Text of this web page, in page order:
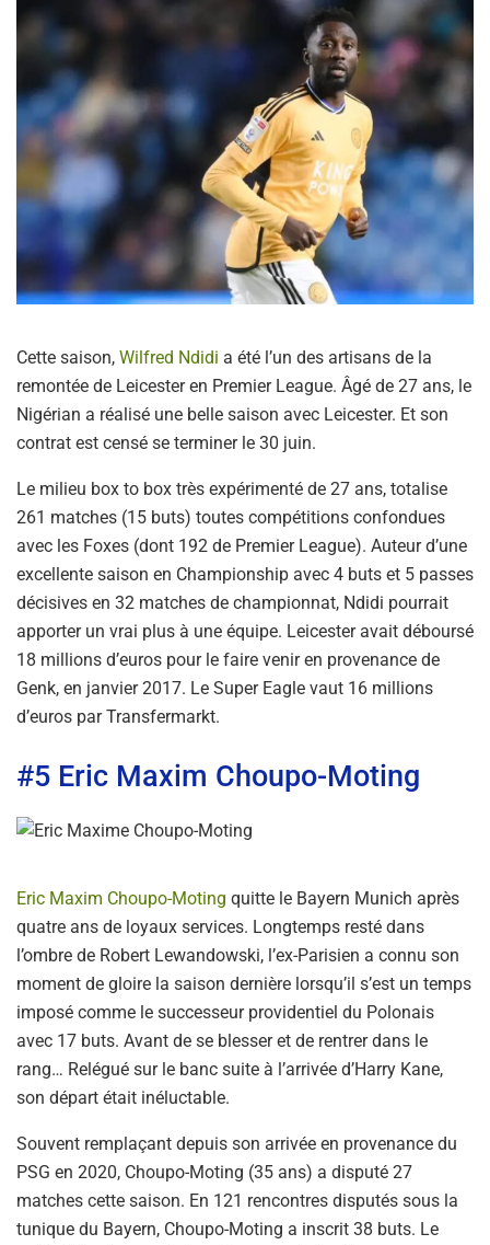
Cette saison, Wilfred Ndidi a été l’un des artisans de la
remontée de Leicester en Premier League. Âgé de 27 ans, le
Nigérian a réalisé une belle saison avec Leicester. Et son
contrat est censé se terminer le 30 juin.
Le milieu box to box très expérimenté de 27 ans, totalise
261 matches (15 buts) toutes compétitions confondues
avec les Foxes (dont 192 de Premier League). Auteur d’une
excellente saison en Championship avec 4 buts et 5 passes
décisives en 32 matches de championnat, Ndidi pourrait
apporter un vrai plus à une équipe. Leicester avait déboursé
18 millions d’euros pour le faire venir en provenance de
Genk, en janvier 2017. Le Super Eagle vaut 16 millions
d’euros par Transfermarkt.
#5 Eric Maxim Choupo-Moting
Eric Maxim Choupo-Moting quitte le Bayern Munich après
quatre ans de loyaux services. Longtemps resté dans
l’ombre de Robert Lewandowski, l’ex-Parisien a connu son
moment de gloire la saison dernière lorsqu’il s’est un temps
imposé comme le successeur providentiel du Polonais
avec 17 buts. Avant de se blesser et de rentrer dans le
rang… Relégué sur le banc suite à l’arrivée d’Harry Kane,
son départ était inéluctable.
Souvent remplaçant depuis son arrivée en provenance du
PSG en 2020, Choupo-Moting (35 ans) a disputé 27
matches cette saison. En 121 rencontres disputés sous la
tunique du Bayern, Choupo-Moting a inscrit 38 buts. Le